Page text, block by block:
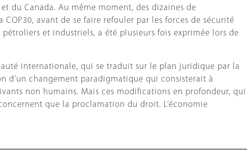
du Canada. Au même moment, des dizaines de
avant de se faire refouler par les forces de sécurité
et industriels, a été plusieurs fois exprimée lors de
internationale, qui se traduit sur le plan juridique par la
d’un changement paradigmatique qui consisterait à
non humains. Mais ces modifications en profondeur, qui
que la proclamation du droit. L’économie